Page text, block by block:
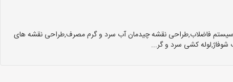
سیستم فاضلاب,طراحی نقشه چیدمان آب سرد و گرم مصرف,طراحی نقشه های
شوفاژ,لوله کشی سرد و گر...